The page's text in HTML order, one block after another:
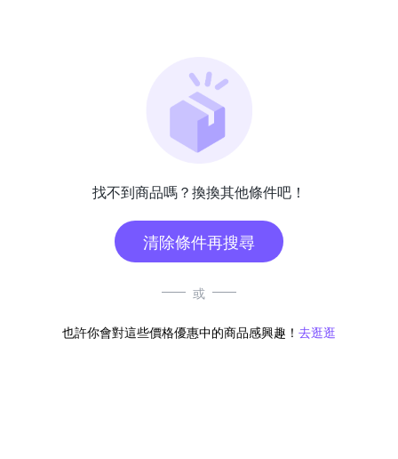
找不到商品嗎？換換其他條件吧！
清除條件再搜尋
或
也許你會對這些價格優惠中的商品感興趣！ 去逛逛